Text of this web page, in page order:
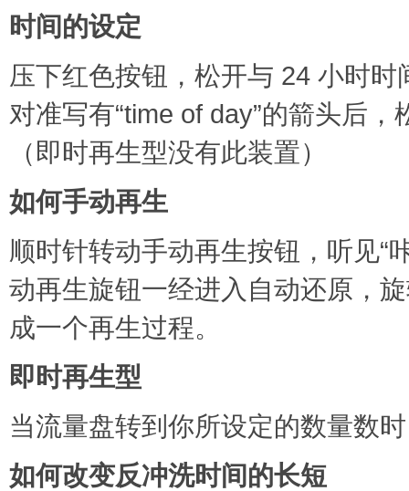
时间的设定
压下红色按钮，松开与 24 小时
对准写有“time of day”的箭头后
（即时再生型没有此装置）
如何手动再生
顺时针转动手动再生按钮，听见“
动再生旋钮一经进入自动还原，
成一个再生过程。
即时再生型
当流量盘转到你所设定的数量数
如何改变反冲洗时间的长短